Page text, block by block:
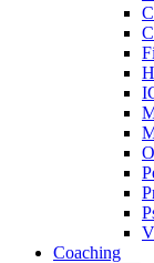
Coaching